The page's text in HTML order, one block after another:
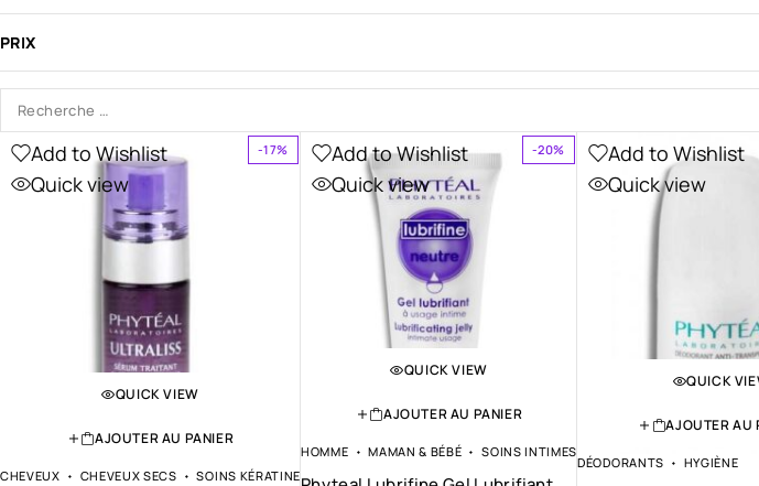
PRIX
-17%
Add to Wishlist
Quick view
QUICK VIEW
AJOUTER AU PANIER
CHEVEUX CHEVEUX SECS SOINS KÉRATINE
-20%
Add to Wishlist
Quick view
QUICK VIEW
AJOUTER AU PANIER
HOMME MAMAN & BÉBÉ SOINS INTIMES
Add to Wishlist
Quick view
QUICK
AJOUTER AU
DÉODORANTS HYGIÈNE